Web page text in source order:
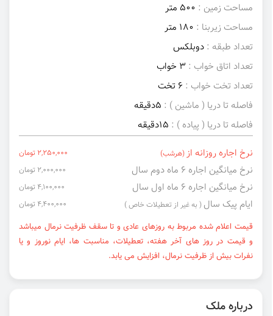
مساحت زمین : 500 متر
مساحت زیربنا : 180 متر
تعداد طبقه : دوبلکس
تعداد اتاق خواب : 3 خواب
تعداد تخت خواب : 6 تخت
فاصله تا دریا ( ماشین ) : 5دقیقه
فاصله تا دریا ( پیاده ) : 15دقیقه
نرخ اجاره روزانه از (هرشب) 2,250,000 تومان
نرخ میانگین اجاره ۶ ماه دوم سال 2,000,000 تومان
نرخ میانگین اجاره ۶ ماه اول سال 4,100,000 تومان
ایام پیک سال ( به غیر از تعطیلات خاص ) 4,400,000 تومان
قیمت اعلام شده مربوط به روزهای عادی و تا سقف ظرفیت نرمال میباشد
و قیمت در روز های آخر هفته، تعطیلات، مناسبت ها، ایام نوروز و یا
نفرات بیش از ظرفیت نرمال، افزایش می یابد.
درباره ملک